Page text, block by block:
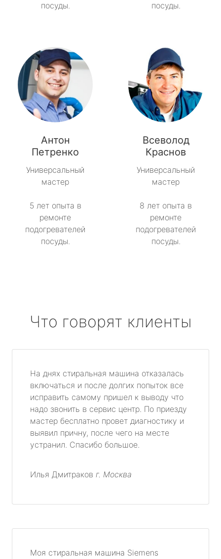
посуды.
посуды.
Антон
Петренко
Универсальный
мастер
5 лет опыта в
ремонте
подогревателей
посуды.
Всеволод
Краснов
Универсальный
мастер
8 лет опыта в
ремонте
подогревателей
посуды.
Что говорят клиенты
На днях стиральная машина отказалась
включаться и после долгих попыток все
исправить самому пришел к выводу что
надо звонить в сервис центр. По приезду
мастер бесплатно провет диагностику и
выявил причну, после чего на месте
устранил. Спасибо большое.
Илья Дмитраков г. Москва
Моя стиральная машина Siemens